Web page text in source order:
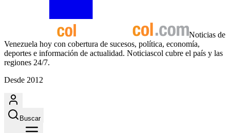
Noticias de
Venezuela hoy con cobertura de sucesos, política, economía,
deportes e información de actualidad. Noticiascol cubre el país y las
regiones 24/7.
Desde 2012
Buscar